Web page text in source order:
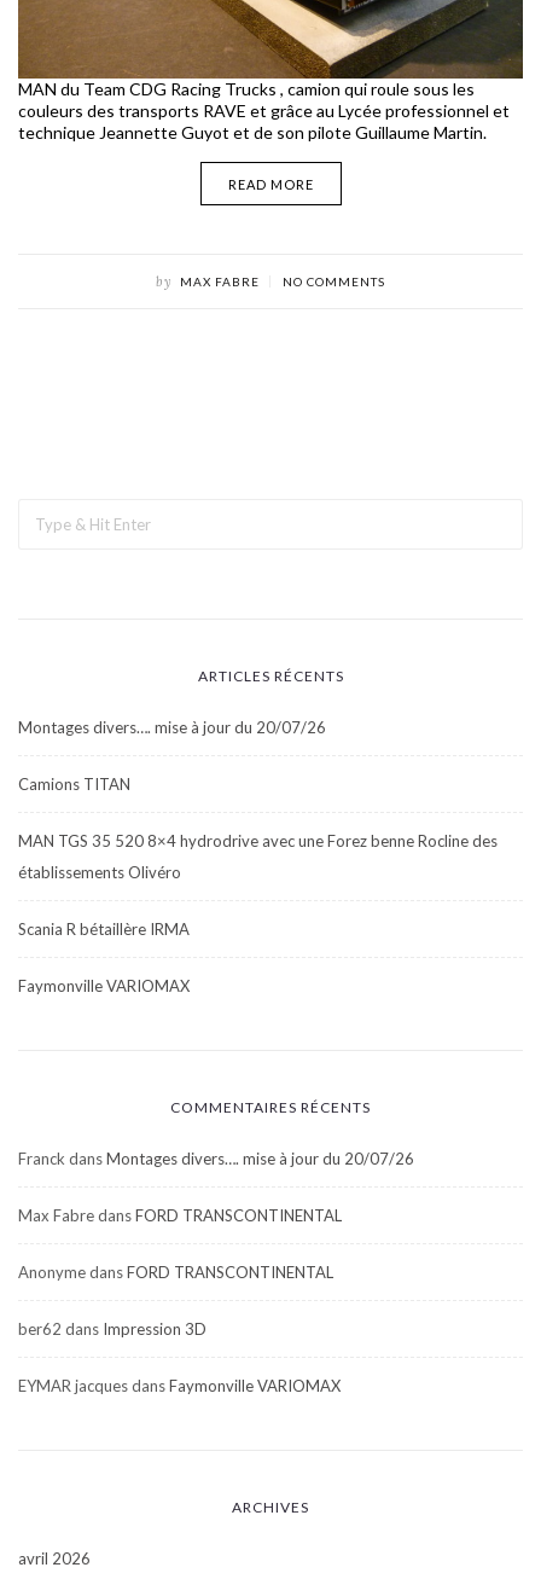
MAN du Team CDG Racing Trucks , camion qui roule sous les
couleurs des transports RAVE et grâce au Lycée professionnel et
technique Jeannette Guyot et de son pilote Guillaume Martin.
READ MORE
by MAX FABRE NO COMMENTS
ARTICLES RÉCENTS
Montages divers…. mise à jour du 20/07/26
Camions TITAN
MAN TGS 35 520 8×4 hydrodrive avec une Forez benne Rocline des
établissements Olivéro
Scania R bétaillère IRMA
Faymonville VARIOMAX
COMMENTAIRES RÉCENTS
Franck dansMontages divers…. mise à jour du 20/07/26
Max FabredansFORD TRANSCONTINENTAL
AnonymedansFORD TRANSCONTINENTAL
ber62 dans Impression 3D
EYMAR jacquesdansFaymonville VARIOMAX
ARCHIVES
avril 2026